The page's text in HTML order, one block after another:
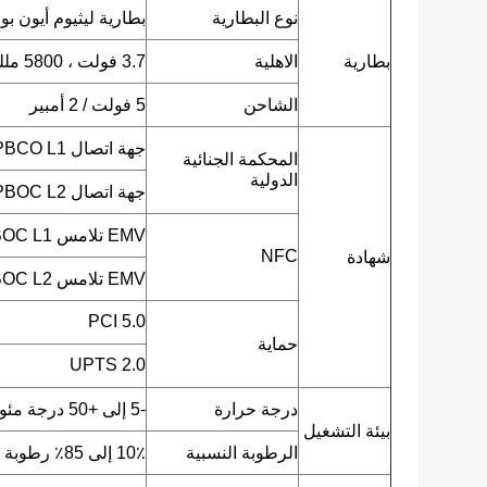
بطارية
نوع البطارية بطارية ليثيوم أيون
الاهلية 3.7 فولت ، 5800 مللي أمبير
الشاحن 5 فولت / 2 أمبير
شهادة
المحكمة الجنائية
الدولية
جهة اتصال EMV L1 / PBCO L1
جهة اتصال EMV L2 / PBOC L2
NFC
EMV تلامس L1 / qPBOC L1
EMV تلامس L2 / qPBOC L2
حماية
PCI 5.0
UPTS 2.0
بيئة التشغيل
درجة حرارة -5 إلى +50 درجة مئوية
الرطوبة النسبية 10٪ إلى 85٪ رطوبة نسبية